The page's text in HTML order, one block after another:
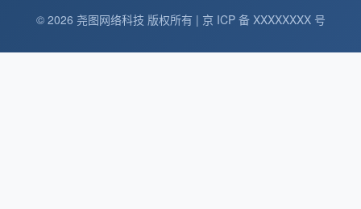
© 2026 尧图网络科技 版权所有 | 京 ICP 备 XXXXXXXX 号